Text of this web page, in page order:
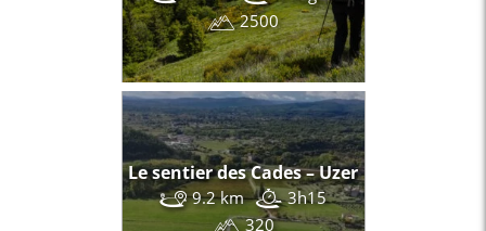
2500
Le sentier des Cades – Uzer
9.2 km
3h15
320